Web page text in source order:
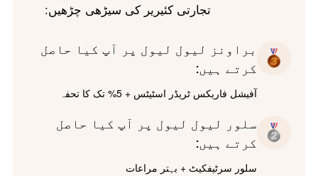
تجارتی کئیریر کی سیڑھی چڑھیں:
براونز لیول لیول پر آپ کیا حاصل
کرتے ہیں:
آفیشل فاریکس ٹریڈر اسٹیٹس + 5% تک کا تحفہ
سلور لیول لیول پر آپ کیا حاصل
کرتے ہیں:
سلور سرٹیفکیٹ + بہتر مراعات